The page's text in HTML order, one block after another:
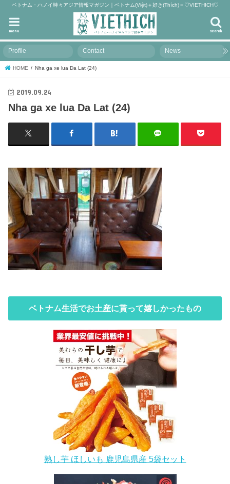
ベトナム・ハノイ時々アジア情報マガジン｜ベトナム(Việt)＋好き(Thích)＝♡VIETHICH♡
search
menu
Profile Contact News
HOME Nha ga xe lua Da Lat (24)
2019.09.24
Nha ga xe lua Da Lat (24)
ベトナム生活でお土産に貰って嬉しかったもの
熟し芋 ほしいも 鹿児島県産 5袋セット